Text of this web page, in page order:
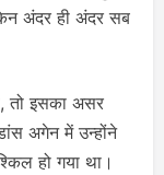
अंदर ही अंदर सब
तो इसका असर
अगेन में उन्होंने
हो गया था।